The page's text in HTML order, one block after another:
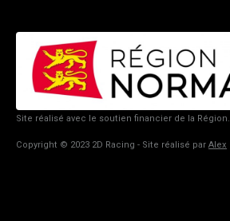
Site réalisé avec le soutien financier de la Région.
Copyright © 2023 2D Racing - Site réalisé par Alex